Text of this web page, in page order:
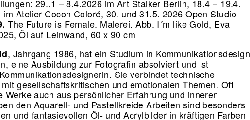
29..1 – 8.4.2026 im Art Stalker Berlin, 18.4 – 19.4.
Atelier Cocon Coloré, 30. und 31.5. 2026 Open Studio
The Future is Female. Malerei.Abb. I´m like Gold, Eva
Öl auf Leinwand, 60 x 90 cm
, Jahrgang 1986, hat ein Studium in Kommunikationsdesign
eine Ausbildung zur Fotografin absolviert und ist
Sie verbindet technische
gesellschaftskritischen und emotionalen Themen. Oft
Werke auch aus persönlicher Erfahrung und inneren
den Aquarell- und Pastellkreide Arbeiten sind besonders
und fantasievollen Öl- und Acrylbilder in kräftigen Farben